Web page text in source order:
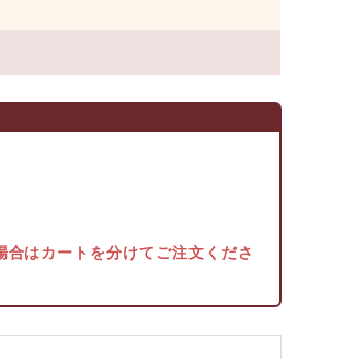
はカートを分けてご注文くださ